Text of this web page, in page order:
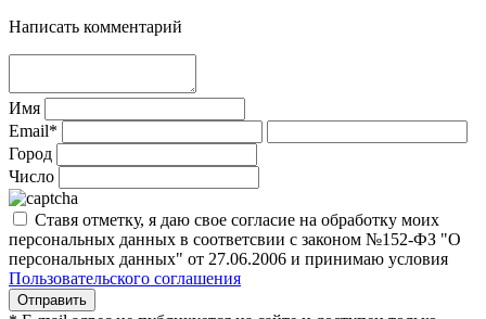
Написать комментарий
Имя
Email*
Город
Число
Ставя отметку, я даю свое согласие на обработку моих
персональных данных в соответсвии с законом №152-ФЗ "О
персональных данных" от 27.06.2006 и принимаю условия
Пользовательского соглашения